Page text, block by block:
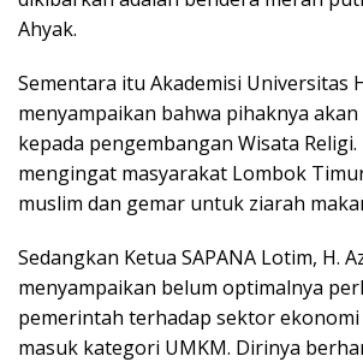
Ahyak.
Sementara itu Akademisi Universitas
menyampaikan bahwa pihaknya
kepada pengembangan Wisata Religi.
mengingat masyarakat Lombok
muslim dan gemar untuk ziarah
Sedangkan Ketua SAPANA Lotim, H.
menyampaikan belum optimalnya
pemerintah terhadap sektor
masuk kategori UMKM. Dirinya